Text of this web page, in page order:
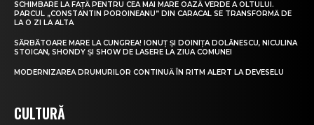
SCHIMBARE LA FAȚĂ PENTRU CEA MAI MARE OAZĂ VERDE A OLTULUI.
PARCUL „CONSTANTIN POROINEANU” DIN CARACAL SE TRANSFORMĂ DE
LA O ZI LA ALTA
SĂRBĂTOARE MARE LA CUNGREA! IONUȚ ȘI DOINIȚA DOLĂNESCU, NICULINA
STOICAN, SHONDY ȘI SHOW DE LASERE LA ZIUA COMUNEI
MODERNIZAREA DRUMURILOR CONTINUĂ ÎN RITM ALERT LA DEVESELU
CULTURĂ